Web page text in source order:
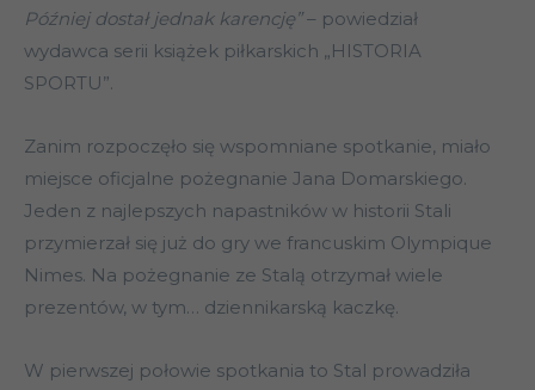
Później dostał jednak karencję”– powiedział
wydawca serii książek piłkarskich „HISTORIA
SPORTU”.
Zanim rozpoczęło się wspomniane spotkanie, miało
miejsce oficjalne pożegnanie Jana Domarskiego.
Jeden z najlepszych napastników w historii Stali
przymierzał się już do gry we francuskim Olympique
Nimes. Na pożegnanie ze Stalą otrzymał wiele
prezentów, w tym… dziennikarską kaczkę.
W pierwszej połowie spotkania to Stal prowadziła